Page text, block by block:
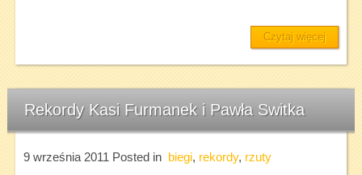
Czytaj więcej
Rekordy Kasi Furmanek i Pawła Switka
9 września 2011 Posted in biegi, rekordy, rzuty